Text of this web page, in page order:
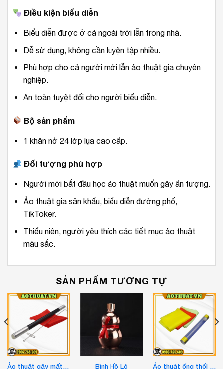
Điều kiện biểu diễn
Biểu diễn được ở cả ngoài trời lẫn trong nhà.
Dễ sử dụng, không cần luyện tập nhiều.
Phù hợp cho cả người mới lẫn ảo thuật gia chuyên
nghiệp.
An toàn tuyệt đối cho người biểu diễn.
Bộ sản phẩm
1 khăn nở 24 lớp lụa cao cấp.
Đối tượng phù hợp
Người mới bắt đầu học ảo thuật muốn gây ấn tượng.
Ảo thuật gia sân khấu, biểu diễn đường phố,
TikToker.
Thiếu niên, người yêu thích các tiết mục ảo thuật
màu sắc.
SẢN PHẨM TƯƠNG TỰ
Ảo thuật gậy mất khăn
Bình Hồ Lô
Ảo thuật ống thổi khăn liền nhau